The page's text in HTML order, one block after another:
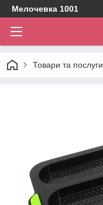
Мелочевка 1001
Товари та послуги